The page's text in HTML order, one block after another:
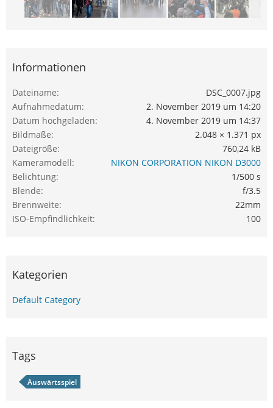
Informationen
Dateiname
DSC_0007.jpg
Aufnahmedatum
2. November 2019 um 14:20
Datum hochgeladen
4. November 2019 um 14:37
Bildmaße
2.048 × 1.371 px
Dateigröße
760,24 kB
Kameramodell
NIKON CORPORATION NIKON D3000
Belichtung
1/500 s
Blende
f/3.5
Brennweite
22mm
ISO-Empfindlichkeit
100
Kategorien
Default Category
Tags
Auswärtsspiel